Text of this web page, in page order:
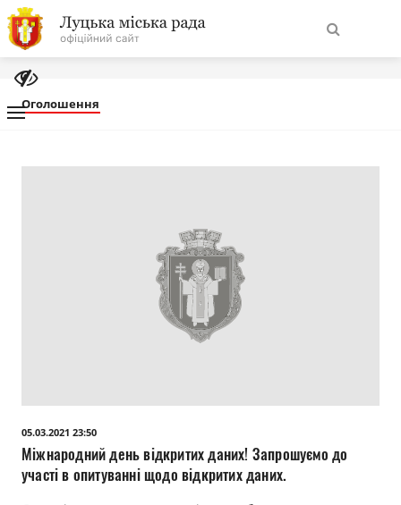
На
головну
НавігаціяПро місто
Міська рада
Бюджет
Прозорість влади
Документи
Оголошення
05.03.2021 23:50
Міжнародний день відкритих даних! Запрошуємо до
участі в опитуванні щодо відкритих даних.